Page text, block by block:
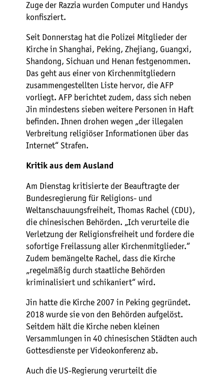
Zuge der Razzia wurden Computer und Handys
konfisziert.
Seit Donnerstag hat die Polizei Mitglieder der
Kirche in Shanghai, Peking, Zhejiang, Guangxi,
Shandong, Sichuan und Henan festgenommen.
Das geht aus einer von Kirchenmitgliedern
zusammengestellten Liste hervor, die AFP
vorliegt. AFP berichtet zudem, dass sich neben
Jin mindestens sieben weitere Personen in Haft
befinden. Ihnen drohen wegen „der illegalen
Verbreitung religiöser Informationen über das
Internet“ Strafen.
Kritik aus dem Ausland
Am Dienstag kritisierte der Beauftragte der
Bundesregierung für Religions- und
Weltanschauungsfreiheit, Thomas Rachel (CDU),
die chinesischen Behörden. „Ich verurteile die
Verletzung der Religionsfreiheit und fordere die
sofortige Freilassung aller Kirchenmitglieder.“
Zudem bemängelte Rachel, dass die Kirche
„regelmäßig durch staatliche Behörden
kriminalisiert und schikaniert“ wird.
Jin hatte die Kirche 2007 in Peking gegründet.
2018 wurde sie von den Behörden aufgelöst.
Seitdem hält die Kirche neben kleinen
Versammlungen in 40 chinesischen Städten auch
Gottesdienste per Videokonferenz ab.
Auch die US-Regierung verurteilt die